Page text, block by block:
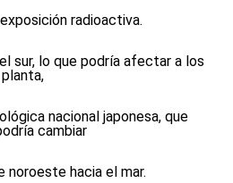
radioactiva.
sur, lo que podría afectar a los
nacional japonesa, que
cambiar
noroeste hacia el mar.